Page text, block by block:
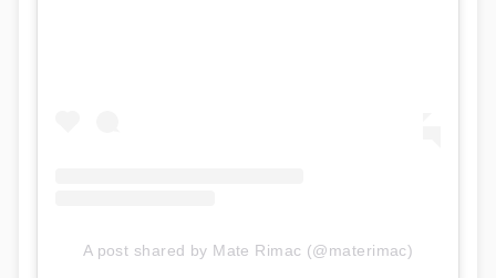
A post shared by Mate Rimac (@materimac)